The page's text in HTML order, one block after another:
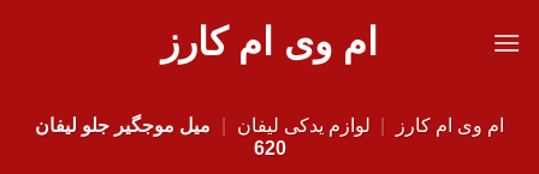
ام وی ام کارز
ام وی ام کارز لوازم یدکی لیفان
میل موجگیر جلو لیفان
620